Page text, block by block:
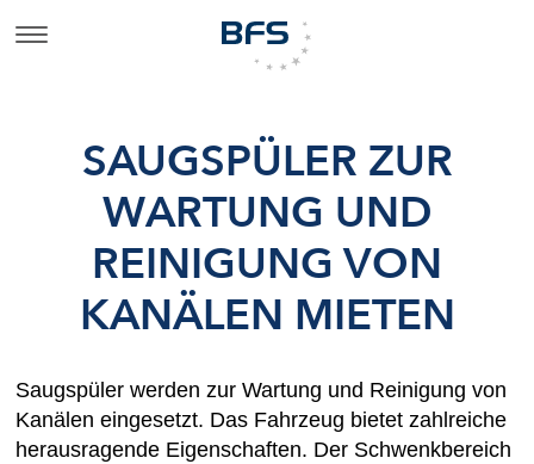
SAUGSPÜLER ZUR
WARTUNG UND
REINIGUNG VON
KANÄLEN MIETEN
Saugspüler werden zur Wartung und Reinigung von
Kanälen eingesetzt. Das Fahrzeug bietet zahlreiche
herausragende Eigenschaften. Der Schwenkbereich